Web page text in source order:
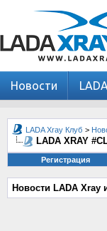
Новости
LADA Xray Клуб >
LADA XRAY
Регистрация
Новости LADA Xray